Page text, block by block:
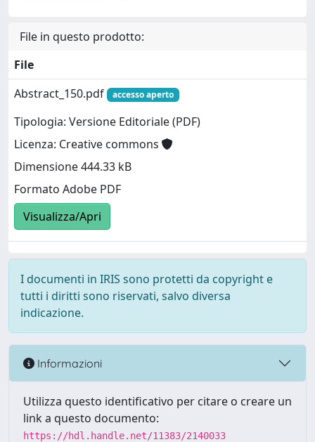
File in questo prodotto:
File
Abstract_150.pdf
accesso aperto
Tipologia: Versione Editoriale (PDF)
Licenza: Creative commons
Dimensione 444.33 kB
Formato Adobe PDF
Visualizza/Apri
I documenti in IRIS sono protetti da copyright e
tutti i diritti sono riservati, salvo diversa
indicazione.
Informazioni
Utilizza questo identificativo per citare o creare un
link a questo documento:
https://hdl.handle.net/11383/2140033